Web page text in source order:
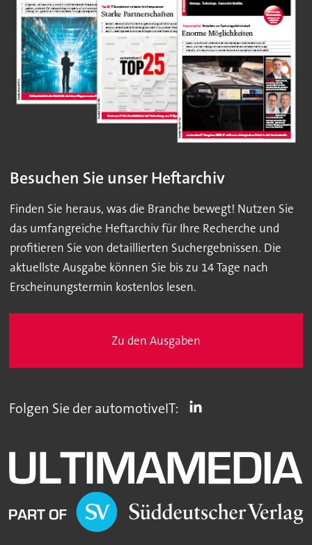
Besuchen Sie unser Heftarchiv
Finden Sie heraus, was die Branche bewegt! Nutzen Sie
das umfangreiche Heftarchiv für Ihre Recherche und
profitieren Sie von detaillierten Suchergebnissen. Die
aktuellste Ausgabe können Sie bis zu 14 Tage nach
Erscheinungstermin kostenlos lesen.
Zu den Ausgaben
Folgen Sie der automotiveIT: